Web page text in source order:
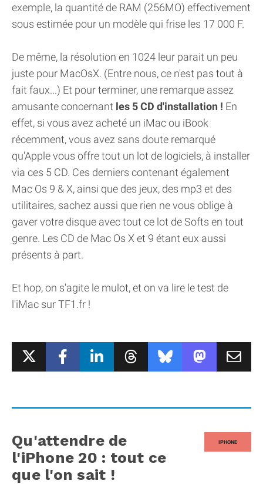
exemple, la quantité de RAM (256MO) effectivement
sous estimée pour un modèle qui frise les 17 000 F.
De même, la résolution en 1024 leur parait un peu
juste pour MacOsX. (Entre nous, ce n'est pas tout à
fait faux...) Et pour terminer, une remarque assez
amusante concernant les 5 CD d'installation ! En
effet, si vous avez acheté un iMac ou iBook
récemment, vous avez sans doute remarqué
qu'Apple vous offre tout un lot de logiciels, à installer
via ces 5 CD. Ces derniers contenant également
Mac Os 9 & X, ainsi que des jeux, des mp3 et des
utilitaires, sachez aussi que rien ne vous oblige à
gaver votre disque avec tout ce lot de Softs en tout
genre. Les CD de Mac Os X et 9 étant eux aussi
présents à part.
Et hop, on s'agite le mulot, et on va lire le test de
l'iMac sur TF1.fr !
IPHONE
Qu'attendre de
l'iPhone 20 : tout ce
que l'on sait !